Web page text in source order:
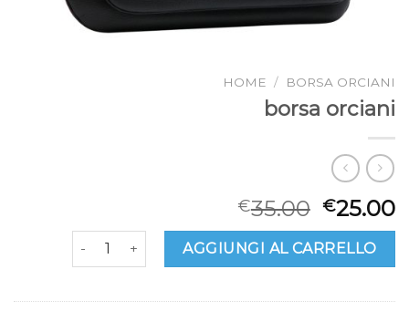
HOME / BORSA ORCIANI
borsa orciani
€35.00 €25.00
borsa orciani quantitàAGGIUNGI AL CARRELLO